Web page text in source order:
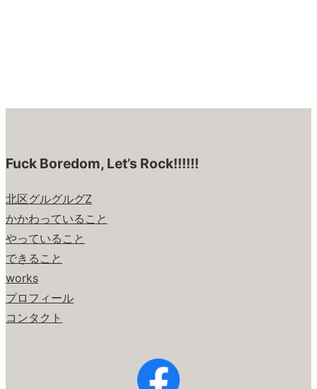
Fuck Boredom, Let’s Rock!!!!!!
北区グルグルグZ
かかわっていること
やっていること
できること
works
プロフィール
コンタクト